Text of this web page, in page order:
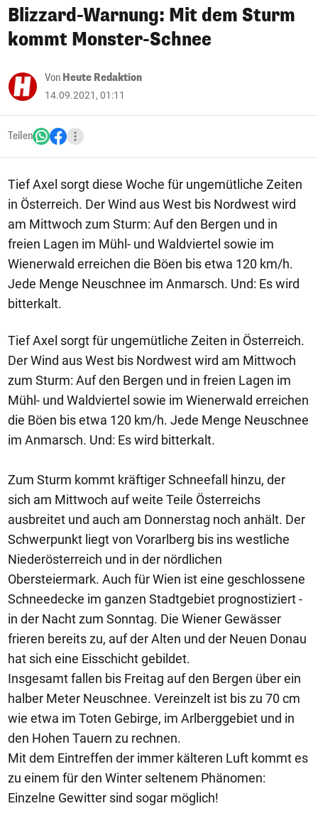
Blizzard-Warnung: Mit dem Sturm
kommt Monster-Schnee
Von Heute Redaktion
14.09.2021, 01:11
Teilen
Tief Axel sorgt diese Woche für ungemütliche Zeiten
in Österreich. Der Wind aus West bis Nordwest wird
am Mittwoch zum Sturm: Auf den Bergen und in
freien Lagen im Mühl- und Waldviertel sowie im
Wienerwald erreichen die Böen bis etwa 120 km/h.
Jede Menge Neuschnee im Anmarsch. Und: Es wird
bitterkalt.
Tief Axel sorgt für ungemütliche Zeiten in Österreich.
Der Wind aus West bis Nordwest wird am Mittwoch
zum Sturm: Auf den Bergen und in freien Lagen im
Mühl- und Waldviertel sowie im Wienerwald erreichen
die Böen bis etwa 120 km/h. Jede Menge Neuschnee
im Anmarsch. Und: Es wird bitterkalt.
Zum Sturm kommt kräftiger Schneefall hinzu, der
sich am Mittwoch auf weite Teile Österreichs
ausbreitet und auch am Donnerstag noch anhält. Der
Schwerpunkt liegt von Vorarlberg bis ins westliche
Niederösterreich und in der nördlichen
Obersteiermark. Auch für Wien ist eine geschlossene
Schneedecke im ganzen Stadtgebiet prognostiziert -
in der Nacht zum Sonntag. Die Wiener Gewässer
frieren bereits zu, auf der Alten und der Neuen Donau
hat sich eine Eisschicht gebildet.
Insgesamt fallen bis Freitag auf den Bergen über ein
halber Meter Neuschnee. Vereinzelt ist bis zu 70 cm
wie etwa im Toten Gebirge, im Arlberggebiet und in
den Hohen Tauern zu rechnen.
Mit dem Eintreffen der immer kälteren Luft kommt es
zu einem für den Winter seltenem Phänomen:
Einzelne Gewitter sind sogar möglich!